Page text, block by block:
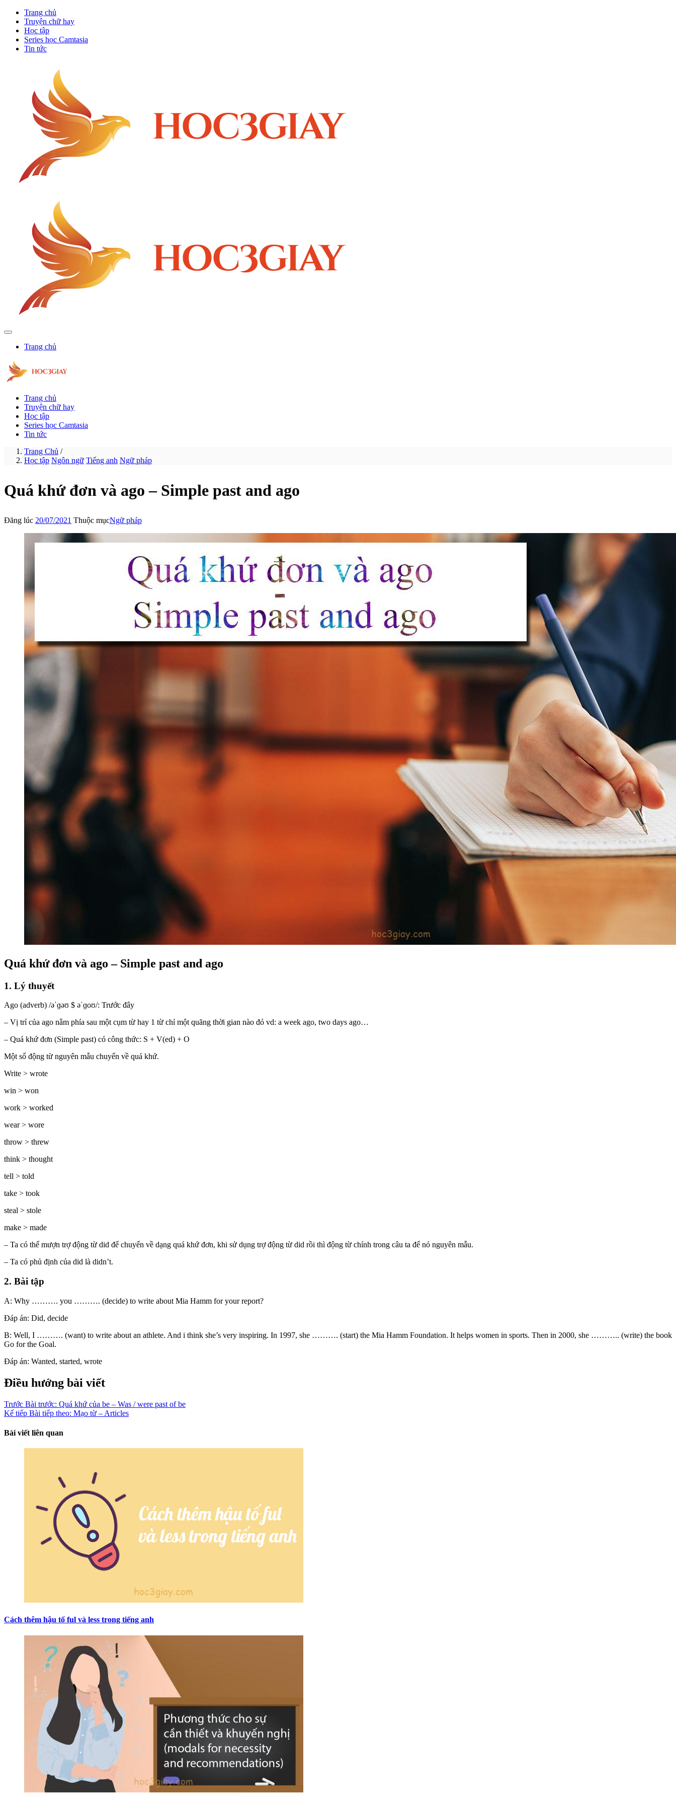
Trang chủ
Truyện chữ hay
Học tập
Series học Camtasia
Tin tức
Trang chủ
Trang chủ
Truyện chữ hay
Học tập
Series học Camtasia
Tin tức
Trang Chủ /
Học tập Ngôn ngữ Tiếng anh Ngữ pháp
Quá khứ đơn và ago – Simple past and ago
Đăng lúc 20/07/2021 Thuộc mụcNgữ pháp
Quá khứ đơn và ago – Simple past and ago
1. Lý thuyết
Ago (adverb) /əˈɡəʊ $ əˈɡoʊ/: Trước đây
– Vị trí của ago nằm phía sau một cụm từ hay 1 từ chỉ một quãng thời gian nào đó vd: a week ago, two days ago…
– Quá khứ đơn (Simple past) có công thức: S + V(ed) + O
Một số động từ nguyên mẫu chuyển về quá khứ.
Write > wrote
win > won
work > worked
wear > wore
throw > threw
think > thought
tell > told
take > took
steal > stole
make > made
– Ta có thể mượn trợ động từ did để chuyển về dạng quá khứ đơn, khi sử dụng trợ động từ did rồi thì động từ chính trong câu ta để nó nguyên mẫu.
– Ta có phủ định của did là didn’t.
2. Bài tập
A: Why ………. you ………. (decide) to write about Mia Hamm for your report?
Đáp án: Did, decide
B: Well, I ………. (want) to write about an athlete. And i think she’s very inspiring. In 1997, she ………. (start) the Mia Hamm Foundation. It helps women in sports. Then in 2000, she ……….. (write) the book
Go for the Goal.
Đáp án: Wanted, started, wrote
Điều hướng bài viết
Trước Bài trước: Quá khứ của be – Was / were past of be
Kế tiếp Bài tiếp theo: Mạo từ – Articles
Bài viết liên quan
Cách thêm hậu tố ful và less trong tiếng anh